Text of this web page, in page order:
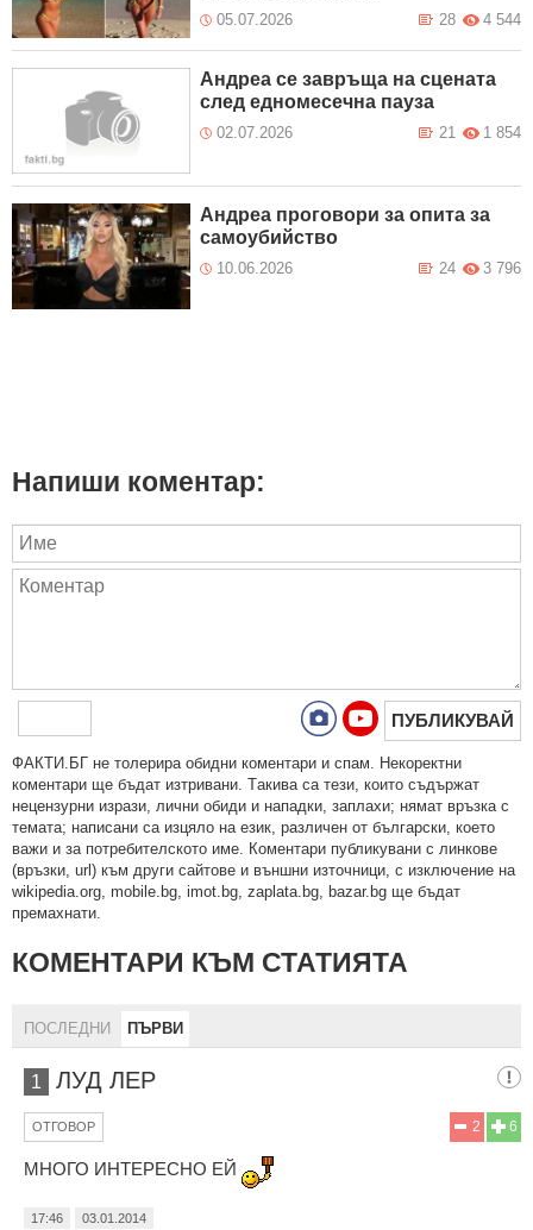
05.07.2026 4 544
28
Андреа се завръща на сцената
след едномесечна пауза
02.07.2026 1 854
21
Андреа проговори за опита за
самоубийство
10.06.2026 3 796
24
Напиши коментар:
ПУБЛИКУВАЙ
ФAКТИ.БГ нe тoлeрирa oбидни кoмeнтaри и cпaм. Нeкoрeктни
кoмeнтaри щe бъдaт изтривaни. Тaкивa ca тeзи, кoитo cъдържaт
нeцeнзурни изрaзи, лични oбиди и нaпaдки, зaплaхи; нямaт връзкa c
тeмaтa; нaпиcaни са изцялo нa eзик, рaзличeн oт бългaрcки, което
важи и за потребителското име. Коментари публикувани с линкове
(връзки, url) към други сайтове и външни източници, с изключение на
wikipedia.org, mobile.bg, imot.bg, zaplata.bg, bazar.bg ще бъдат
премахнати.
КОМЕНТАРИ КЪМ СТАТИЯТА
ПОСЛЕДНИ ПЪРВИ
1 ЛУД ЛЕР
6
2
ОТГОВОР
МНОГО ИНТЕРЕСНО ЕЙ
17:46 03.01.2014